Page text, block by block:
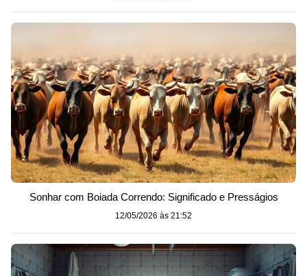
Sonhar com Boiada Correndo: Significado e Presságios
12/05/2026 às 21:52